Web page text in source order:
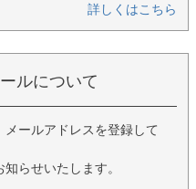
詳しくはこちら
ルについて
ールアドレスを登録して
らせいたします。